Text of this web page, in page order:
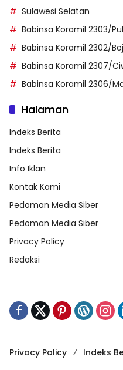
Sulawesi Selatan
Babinsa Koramil 2303/
Babinsa Koramil 2302/
Babinsa Koramil 2307/
Babinsa Koramil 2306/
Halaman
Indeks Berita
Indeks Berita
Info Iklan
Kontak Kami
Pedoman Media Siber
Pedoman Media Siber
Privacy Policy
Redaksi
Privacy Policy Indeks